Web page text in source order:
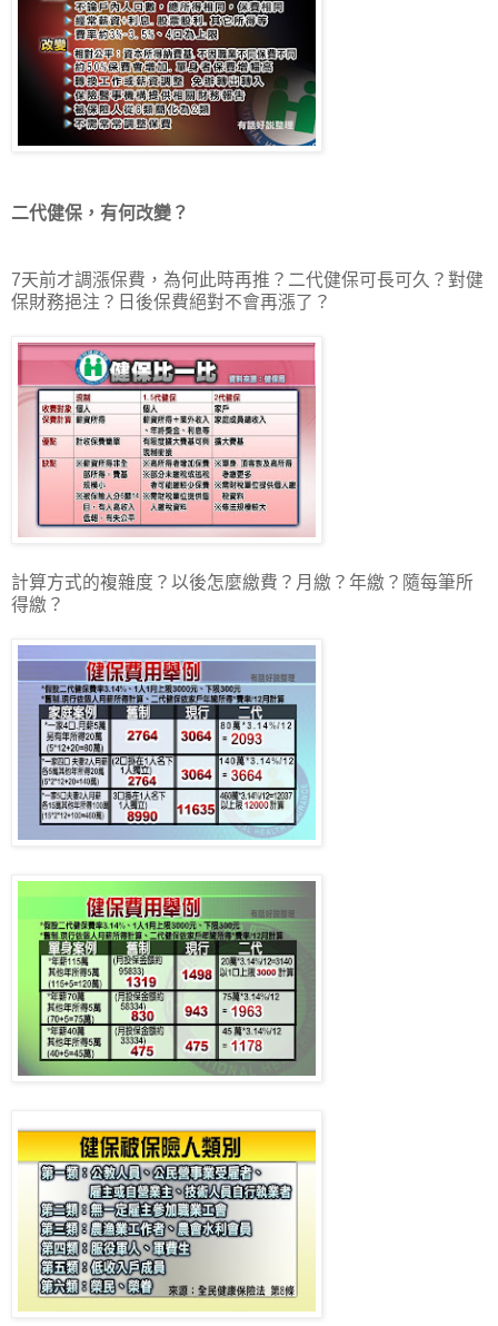
二代健保，有何改變？
7天前才調漲保費，為何此時再推？二代健保可長可久？對健
保財務挹注？日後保費絕對不會再漲了？
計算方式的複雜度？以後怎麼繳費？月繳？年繳？隨每筆所
得繳？